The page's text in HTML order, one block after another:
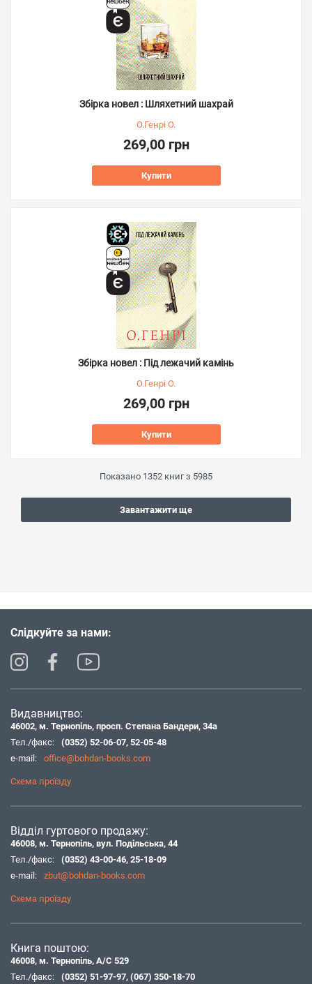
Збірка новел : Шляхетний шахрай
О.Генрі О.
269,00 грн
Купити
Збірка новел : Під лежачий камінь
О.Генрі О.
269,00 грн
Купити
Показано 1352 книг з 5985
Завантажити ще
Слідкуйте за нами:
Видавництво:
46002, м. Тернопіль, просп. Степана Бандери, 34а
Тел./факс:
(0352) 52-06-07, 52-05-48
e-mail:
office@bohdan-books.com
Схема проїзду
Відділ гуртового продажу:
46008, м. Тернопіль, вул. Подільська, 44
Тел./факс:
(0352) 43-00-46, 25-18-09
e-mail:
zbut@bohdan-books.com
Схема проїзду
Книга поштою:
46008, м. Тернопіль, А/С 529
Тел./факс:
(0352) 51-97-97, (067) 350-18-70